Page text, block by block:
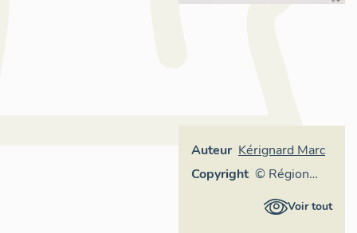
Auteur Kérignard Marc
Copyright © Région
Languedoc-
Voir tout